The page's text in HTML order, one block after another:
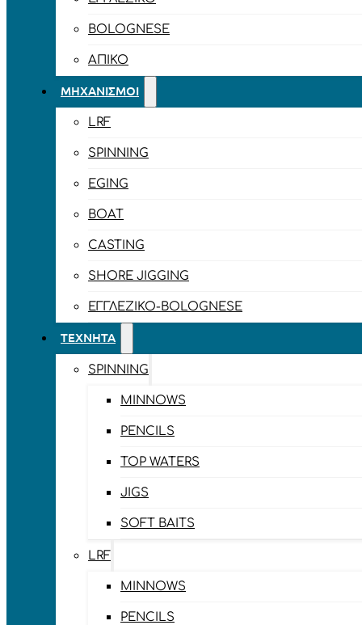
BOLOGNESE
ΑΠΊΚΟ
ΜΗΧΑΝΙΣΜΟΊ
LRF
SPINNING
EGING
BOAT
CASTING
SHORE JIGGING
ΕΓΓΛΈΖΙΚΟ-BOLOGNESE
ΤΕΧΝΗΤΆ
SPINNING
MINNOWS
PENCILS
TOP WATERS
JIGS
SOFT BAITS
LRF
MINNOWS
PENCILS